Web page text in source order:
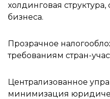
холдинговая
бизнеса.
Прозрачное
требованиям стран-
Централизованное
минимизация